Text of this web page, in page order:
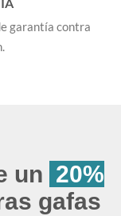
garantía contra
un 20%
gafas